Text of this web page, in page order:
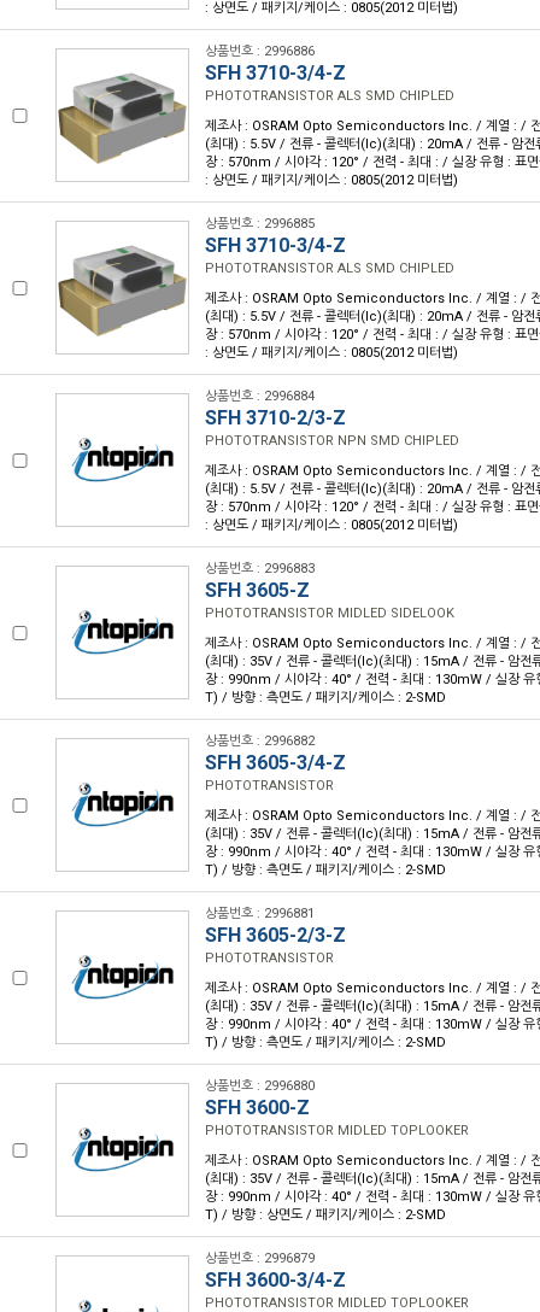
: 상면도 / 패키지/케이스 : 0805(2012 미터법)
상품번호 : 2996886
SFH 3710-3/4-Z
PHOTOTRANSISTOR ALS SMD CHIPLED
제조사 : OSRAM Opto Semiconductors Inc. / 계열 : / 전
(최대) : 5.5V / 전류 - 콜렉터(Ic)(최대) : 20mA / 전류 - 암
장 : 570nm / 시야각 : 120° / 전력 - 최대 : / 실장 유형 : 표
: 상면도 / 패키지/케이스 : 0805(2012 미터법)
상품번호 : 2996885
SFH 3710-3/4-Z
PHOTOTRANSISTOR ALS SMD CHIPLED
제조사 : OSRAM Opto Semiconductors Inc. / 계열 : / 전
(최대) : 5.5V / 전류 - 콜렉터(Ic)(최대) : 20mA / 전류 - 암
장 : 570nm / 시야각 : 120° / 전력 - 최대 : / 실장 유형 : 표
: 상면도 / 패키지/케이스 : 0805(2012 미터법)
상품번호 : 2996884
SFH 3710-2/3-Z
PHOTOTRANSISTOR NPN SMD CHIPLED
제조사 : OSRAM Opto Semiconductors Inc. / 계열 : / 전
(최대) : 5.5V / 전류 - 콜렉터(Ic)(최대) : 20mA / 전류 - 암
장 : 570nm / 시야각 : 120° / 전력 - 최대 : / 실장 유형 : 표
: 상면도 / 패키지/케이스 : 0805(2012 미터법)
상품번호 : 2996883
SFH 3605-Z
PHOTOTRANSISTOR MIDLED SIDELOOK
제조사 : OSRAM Opto Semiconductors Inc. / 계열 : / 전
(최대) : 35V / 전류 - 콜렉터(Ic)(최대) : 15mA / 전류 - 암전
장 : 990nm / 시야각 : 40° / 전력 - 최대 : 130mW / 실장 유
T) / 방향 : 측면도 / 패키지/케이스 : 2-SMD
상품번호 : 2996882
SFH 3605-3/4-Z
PHOTOTRANSISTOR
제조사 : OSRAM Opto Semiconductors Inc. / 계열 : / 전
(최대) : 35V / 전류 - 콜렉터(Ic)(최대) : 15mA / 전류 - 암전
장 : 990nm / 시야각 : 40° / 전력 - 최대 : 130mW / 실장 유
T) / 방향 : 측면도 / 패키지/케이스 : 2-SMD
상품번호 : 2996881
SFH 3605-2/3-Z
PHOTOTRANSISTOR
제조사 : OSRAM Opto Semiconductors Inc. / 계열 : / 전
(최대) : 35V / 전류 - 콜렉터(Ic)(최대) : 15mA / 전류 - 암전
장 : 990nm / 시야각 : 40° / 전력 - 최대 : 130mW / 실장 유
T) / 방향 : 측면도 / 패키지/케이스 : 2-SMD
상품번호 : 2996880
SFH 3600-Z
PHOTOTRANSISTOR MIDLED TOPLOOKER
제조사 : OSRAM Opto Semiconductors Inc. / 계열 : / 전
(최대) : 35V / 전류 - 콜렉터(Ic)(최대) : 15mA / 전류 - 암전
장 : 990nm / 시야각 : 40° / 전력 - 최대 : 130mW / 실장 유
T) / 방향 : 상면도 / 패키지/케이스 : 2-SMD
상품번호 : 2996879
SFH 3600-3/4-Z
PHOTOTRANSISTOR MIDLED TOPLOOKER